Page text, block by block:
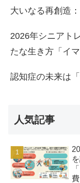
大いなる再創造
2026年シニアト
たな生き方「イ
認知症の未来は
人気記事
費